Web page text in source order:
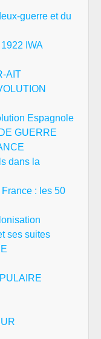
guerre et du
IWA
AIT
Espagnole
GUERRE
dans la
: les 50
ses suites